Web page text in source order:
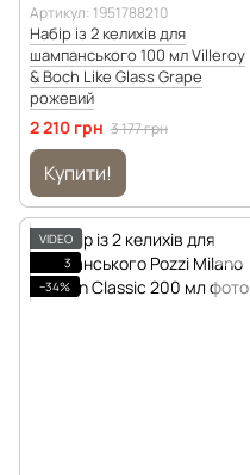
Артикул: 1951788210
Набір із 2 келихів для
шампанського 100 мл Villeroy
& Boch Like Glass Grape
рожевий
2 210 грн 3 177 грн
Купити!
VIDEO
3
−34%